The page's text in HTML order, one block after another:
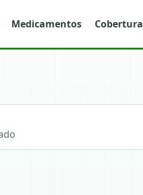
Medicamentos Cobertura